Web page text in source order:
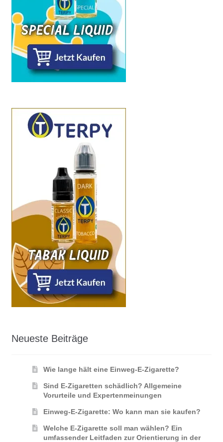
Neueste Beiträge
Wie lange hält eine Einweg-E-Zigarette?
Sind E-Zigaretten schädlich? Allgemeine
Vorurteile und Expertenmeinungen
Einweg-E-Zigarette: Wo kann man sie kaufen?
Welche E-Zigarette soll man wählen? Ein
umfassender Leitfaden zur Orientierung in der